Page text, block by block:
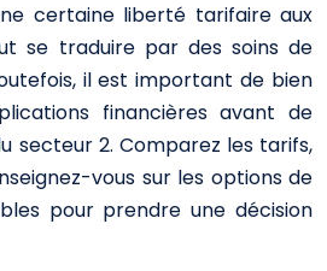
certaine liberté tarifaire aux
se traduire par des soins de
il est important de bien
financières avant de
secteur 2. Comparez les tarifs,
vous sur les options de
pour prendre une décision